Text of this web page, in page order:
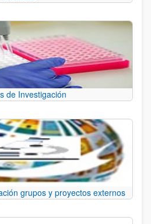
de Investigación
grupos y proyectos externos